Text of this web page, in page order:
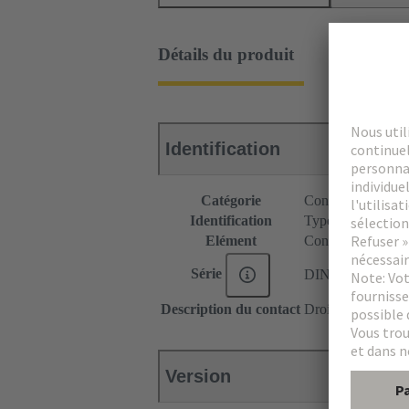
Détails du produit
Identification
Catégorie
Connecteurs
Identification
Type C
Elément
Connecteur
Série DIN 41612
Description du contact Droit
Version